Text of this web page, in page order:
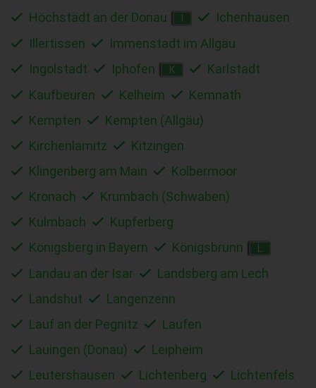
Höchstädt an der Donau
Ichenhausen
Illertissen
Immenstadt im Allgäu
Ingolstadt
Iphofen K
Karlstadt
Kaufbeuren
Kelheim
Kemnath
Kempten
Kempten (Allgäu)
Kirchenlamitz
Kitzingen
Klingenberg am Main
Kolbermoor
Kronach
Krumbach (Schwaben)
Kulmbach
Kupferberg
Königsberg in Bayern
Königsbrunn
Landau an der Isar
Landsberg am Lech
Landshut
Langenzenn
Lauf an der Pegnitz
Laufen
Lauingen (Donau)
Leipheim
Leutershausen
Lichtenberg Lichtenfels